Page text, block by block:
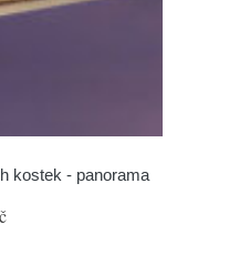
kostek - panorama